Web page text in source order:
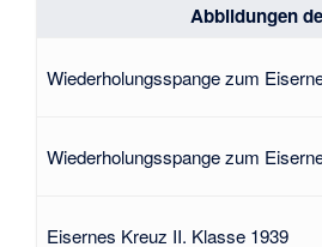
Abbildungen
Wiederholungsspange zum
Wiederholungsspange zum
Eisernes Kreuz II. Klasse 1939